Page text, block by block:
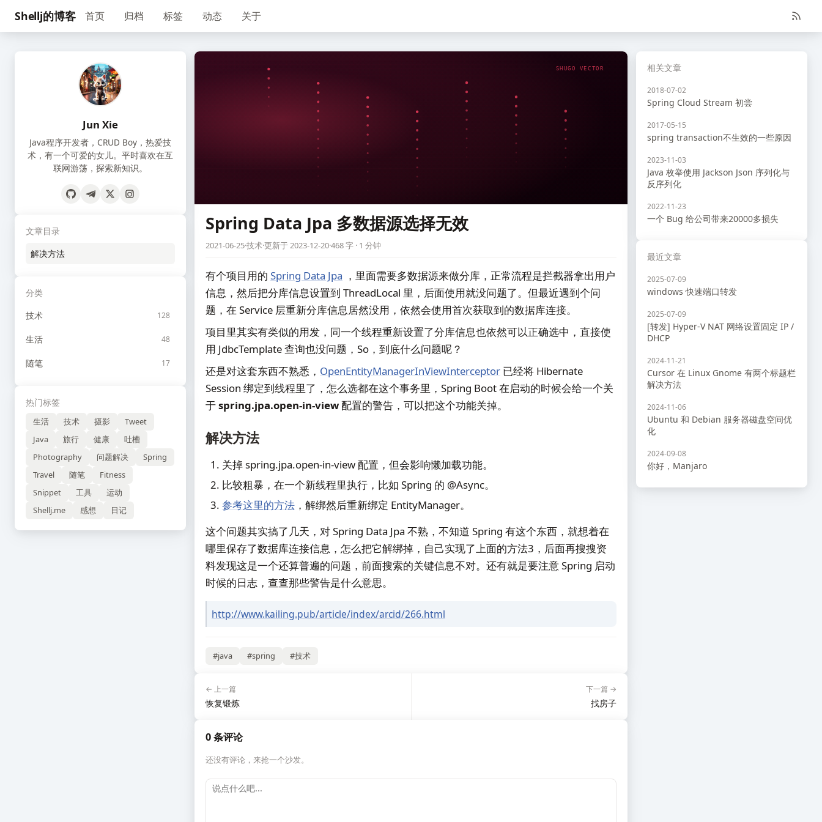
Shellj的博客 首页 归档 标签 动态 关于
Jun Xie
Java程序开发者，CRUD Boy，热爱技
术，有一个可爱的女儿。平时喜欢在互
联网游荡，探索新知识。
文章目录
解决方法
分类
技术
128
生活 48
随笔 17
热门标签
生活 技术 摄影
Tweet
Java
旅行 健康
吐槽
Photography
问题解决
Spring
Travel
随笔
Fitness
Snippet
工具
运动
Shellj.me
感想 日记
SHUGO VECTOR
Spring Data Jpa 多数据源选择无效
2021-06-25·技术·更新于 2023-12-20·468 字 · 1 分钟
有个项目用的 Spring Data Jpa ，里面需要多数据源来做分库，正常流程是拦截器拿出用户
信息，然后把分库信息设置到 ThreadLocal 里，后面使用就没问题了。但最近遇到个问
题，在 Service 层重新分库信息居然没用，依然会使用首次获取到的数据库连接。
项目里其实有类似的用发，同一个线程重新设置了分库信息也依然可以正确选中，直接使
用 JdbcTemplate 查询也没问题，So，到底什么问题呢？
还是对这套东西不熟悉， OpenEntityManagerInViewInterceptor 已经将 Hibernate
Session 绑定到线程里了，怎么选都在这个事务里，Spring Boot 在启动的时候会给一个关
于spring.jpa.open-in-view配置的警告，可以把这个功能关掉。
解决方法
关掉 spring.jpa.open-in-view 配置，但会影响懒加载功能。
比较粗暴，在一个新线程里执行，比如 Spring 的 @Async。
参考这里的方法，解绑然后重新绑定 EntityManager。
这个问题其实搞了几天，对 Spring Data Jpa 不熟，不知道 Spring 有这个东西，就想着在
哪里保存了数据库连接信息，怎么把它解绑掉，自己实现了上面的方法3，后面再搜搜资
料发现这是一个还算普遍的问题，前面搜索的关键信息不对。还有就是要注意 Spring 启动
时候的日志，查查那些警告是什么意思。
http://www.kailing.pub/article/index/arcid/266.html
#java #spring #技术
← 上一篇
恢复锻炼
下一篇 →
找房子
0 条评论
还没有评论，来抢一个沙发。
相关文章
2018-07-02
Spring Cloud Stream 初尝
2017-05-15
spring transaction不生效的一些原因
2023-11-03
Java 枚举使用 Jackson Json 序列化与
反序列化
2022-11-23
一个 Bug 给公司带来20000多损失
最近文章
2025-07-09
windows 快速端口转发
2025-07-09
[转发] Hyper-V NAT 网络设置固定 IP /
DHCP
2024-11-21
Cursor 在 Linux Gnome 有两个标题栏
解决方法
2024-11-06
Ubuntu 和 Debian 服务器磁盘空间优
化
2024-09-08
你好，Manjaro